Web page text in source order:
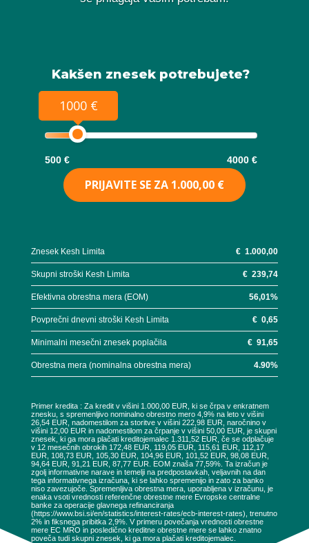
Kakšen znesek potrebujete?
1000 €
500 € 4000 €
PRIJAVITE SE ZA 1.000,00 €
Znesek Kesh Limita €1.000,00
Skupni stroški Kesh Limita €239,74
Efektivna obrestna mera (EOM) 56,01%
Povprečni dnevni stroški Kesh Limita €0,65
Minimalni mesečni znesek poplačila €91,65
Obrestna mera (nominalna obrestna mera) 4.90%
Primer kredita : Za kredit v višini 1.000,00 EUR, ki se črpa v enkratnem
znesku, s spremenljivo nominalno obrestno mero 4,9% na leto v višini
26,54 EUR, nadomestilom za storitve v višini 222,98 EUR, naročnino v
višini 12,00 EUR in nadomestilom za črpanje v višini 50,00 EUR, je skupni
znesek, ki ga mora plačati kreditojemalec 1.311,52 EUR, če se odplačuje
v 12 mesečnih obrokih 172,48 EUR, 119,05 EUR, 115,61 EUR, 112,17
EUR, 108,73 EUR, 105,30 EUR, 104,96 EUR, 101,52 EUR, 98,08 EUR,
94,64 EUR, 91,21 EUR, 87,77 EUR. EOM znaša 77,59%. Ta izračun je
zgolj informativne narave in temelji na predpostavkah, veljavnih na dan
tega informativnega izračuna, ki se lahko spremenijo in zato za banko
niso zavezujoče. Spremenljiva obrestna mera, uporabljena v izračunu, je
enaka vsoti vrednosti referenčne obrestne mere Evropske centralne
banke za operacije glavnega refinanciranja
(https://www.bsi.si/en/statistics/interest-rates/ecb-interest-rates), trenutno
2% in fiksnega pribitka 2,9%. V primeru povečanja vrednosti obrestne
mere EC MRO in posledično kreditne obrestne mere se lahko znatno
poveča tudi skupni znesek, ki ga mora plačati kreditojemalec.